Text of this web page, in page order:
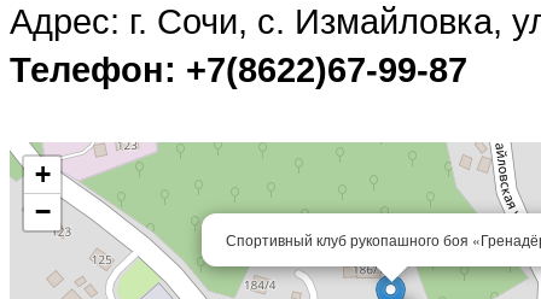
Адрес: г. Сочи, с. Измайловка,
Телефон: +7(8622)67-99-87
Спортивный клуб рукопашного боя
+
−